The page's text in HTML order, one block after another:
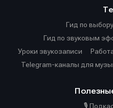
Гид по
Гид по звуковым
Уроки звукозаписи
Telegram-каналы для
🎙️